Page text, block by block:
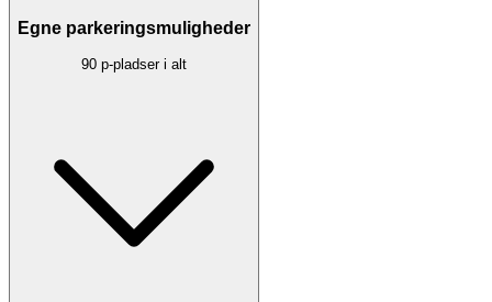
Egne parkeringsmuligheder
90 p-pladser i alt